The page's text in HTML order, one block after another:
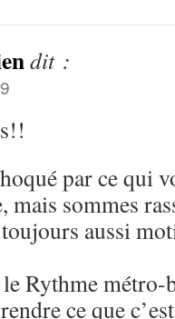
dit :
par ce qui
mais sommes
aussi
le Rythme
ce que